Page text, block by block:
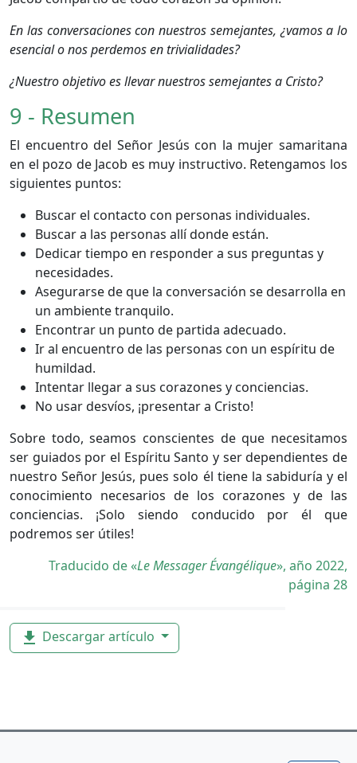
En las conversaciones con nuestros semejantes, ¿vamos a lo
esencial o nos perdemos en trivialidades?
¿Nuestro objetivo es llevar nuestros semejantes a Cristo?
9 - Resumen
El encuentro del Señor Jesús con la mujer samaritana
en el pozo de Jacob es muy instructivo. Retengamos los
siguientes puntos:
Buscar el contacto con personas individuales.
Buscar a las personas allí donde están.
Dedicar tiempo en responder a sus preguntas y
necesidades.
Asegurarse de que la conversación se desarrolla en
un ambiente tranquilo.
Encontrar un punto de partida adecuado.
Ir al encuentro de las personas con un espíritu de
humildad.
Intentar llegar a sus corazones y conciencias.
No usar desvíos, ¡presentar a Cristo!
Sobre todo, seamos conscientes de que necesitamos
ser guiados por el Espíritu Santo y ser dependientes de
nuestro Señor Jesús, pues solo él tiene la sabiduría y el
conocimiento necesarios de los corazones y de las
conciencias. ¡Solo siendo conducido por él que
podremos ser útiles!
Traducido de «Le Messager Évangélique», año 2022,
página 28
file_download Descargar artículo